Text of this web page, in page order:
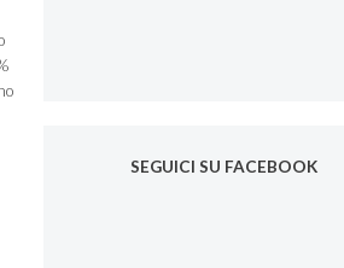
SEGUICI SU FACEBOOK